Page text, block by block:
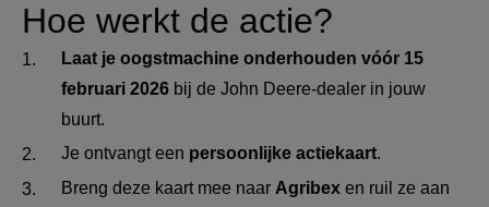
Hoe werkt de actie?
Laat je oogstmachine onderhouden vóór 15
februari 2026 bij de John Deere-dealer in jouw
buurt.
Je ontvangt een persoonlijke actiekaart.
Breng deze kaart mee naar Agribex en ruil ze aan